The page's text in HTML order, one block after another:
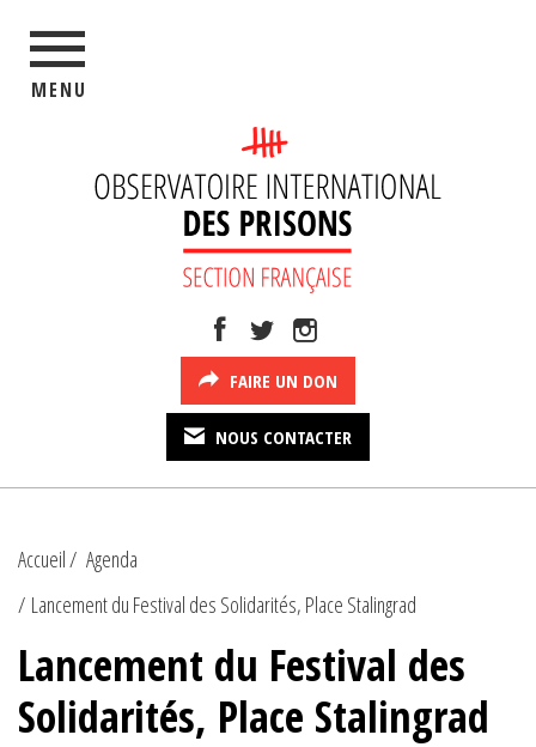
MENU
FAIRE UN DON
NOUS CONTACTER
Accueil
Agenda
Lancement du Festival des Solidarités, Place Stalingrad
Lancement du Festival des
Solidarités, Place Stalingrad